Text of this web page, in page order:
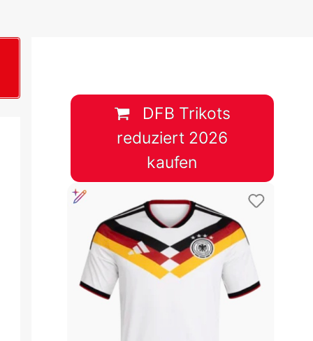
&
&
Tabelle
Tabelle
DFB Trikots
reduziert 2026
kaufen